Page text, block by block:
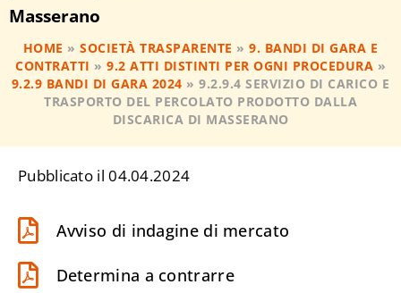
Masserano
HOME »SOCIETÀ TRASPARENTE »9. BANDI DI GARA E
CONTRATTI » 9.2 ATTI DISTINTI PER OGNI PROCEDURA »
9.2.9 BANDI DI GARA 2024 »9.2.9.4 SERVIZIO DI CARICO E
TRASPORTO DEL PERCOLATO PRODOTTO DALLA
DISCARICA DI MASSERANO
Pubblicato il 04.04.2024
Avviso di indagine di mercato
Determina a contrarre